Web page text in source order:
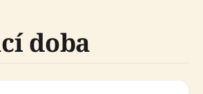
doba